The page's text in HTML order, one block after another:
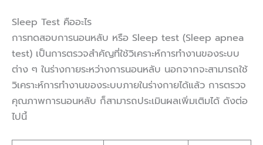
Sleep Test คืออะไร
การทดสอบการนอนหลับ หรือ Sleep test (Sleep apnea
test) เป็นการตรวจสำคัญที่ใช้วิเคราะห์การทำงานของระบบ
ต่าง ๆ ในร่างกายระหว่างการนอนหลับ นอกจากจะสามารถใช้
วิเคราะห์การทำงานของระบบภายในร่างกายได้แล้ว การตรวจ
คุณภาพการนอนหลับ ก็สามารถประเมินผลเพิ่มเติมได้ ดังต่อ
ไปนี้